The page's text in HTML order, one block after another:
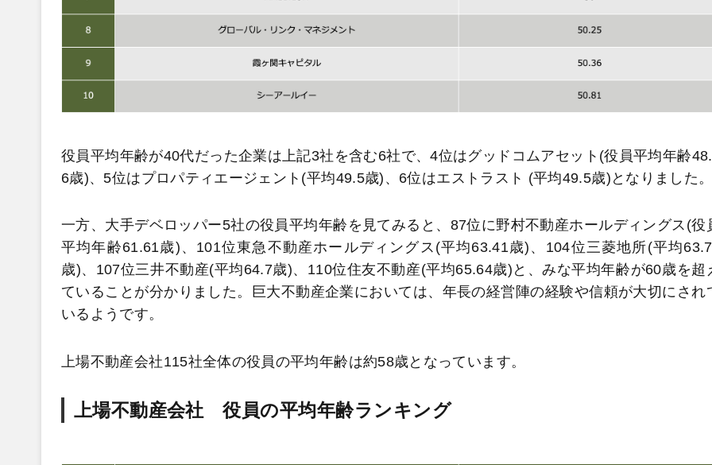
役員平均年齢が40代だった企業は上記3社を含む6社で、4位はグッドコムアセット(役員平均年齢
6歳)、5位はプロパティエージェント(平均49.5歳)、6位はエストラスト (平均49.5歳)となりました
一方、大手デベロッパー5社の役員平均年齢を見てみると、87位に野村不動産ホールディングス(役
平均年齢61.61歳)、101位東急不動産ホールディングス(平均63.41歳)、104位三菱地所(平均
歳)、107位三井不動産(平均64.7歳)、110位住友不動産(平均65.64歳)と、みな平均年齢が60歳を超
ていることが分かりました。巨大不動産企業においては、年長の経営陣の経験や信頼が大切にされ
いるようです。
上場不動産会社115社全体の役員の平均年齢は約58歳となっています。
上場不動産会社 役員の平均年齢ランキング